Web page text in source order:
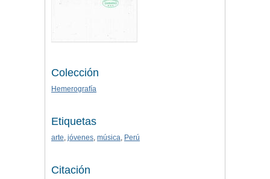
Colección
Hemerografía
Etiquetas
arte, jóvenes, música, Perú
Citación